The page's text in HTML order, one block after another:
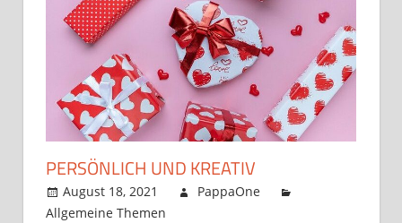
PERSÖNLICH UND KREATIV
August 18, 2021
PappaOne
Allgemeine Themen